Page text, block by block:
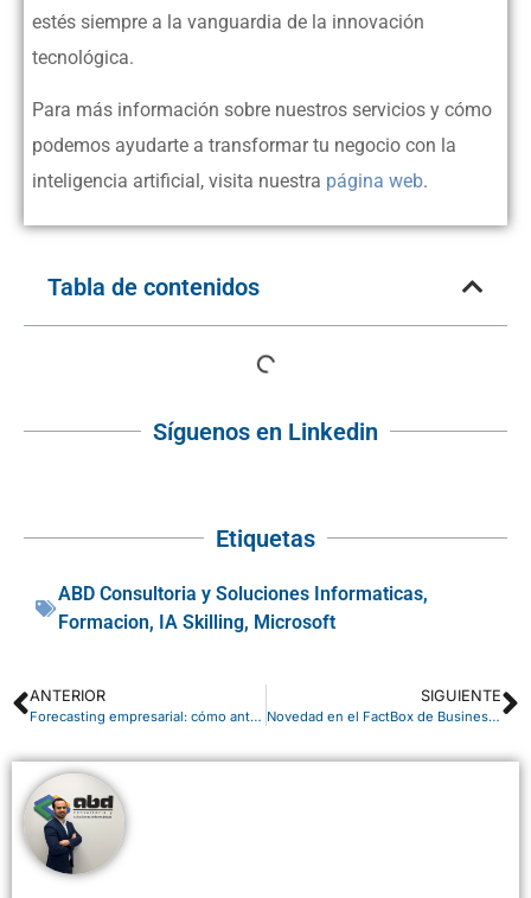
estés siempre a la vanguardia de la innovación
tecnológica.
Para más información sobre nuestros servicios y cómo
podemos ayudarte a transformar tu negocio con la
inteligencia artificial, visita nuestra página web.
Tabla de contenidos
Síguenos en Linkedin
Etiquetas
ABD Consultoria y Soluciones Informaticas,
Formacion, IA Skilling, Microsoft
ANTERIOR
Forecasting empresarial: cómo anticiparte al mercado y tomar mejores decisiones
SIGUIENTE
Novedad en el FactBox de Business Central